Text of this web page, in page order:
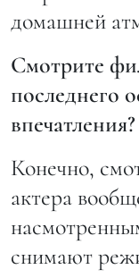
домашней
Смотрите
последнего
впечатления?
Конечно,
актера
снимают